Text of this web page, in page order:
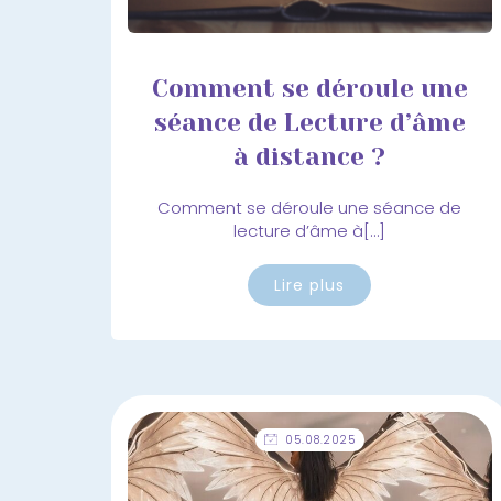
Comment se déroule une
séance de Lecture d’âme
à distance ?
Comment se déroule une séance de
lecture d’âme à[…]
Lire plus
05.08.2025